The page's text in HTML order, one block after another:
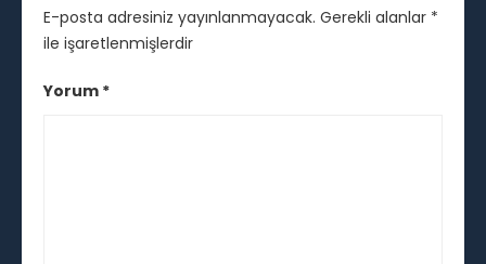
E-posta adresiniz yayınlanmayacak. Gerekli alanlar *
ile işaretlenmişlerdir
Yorum *